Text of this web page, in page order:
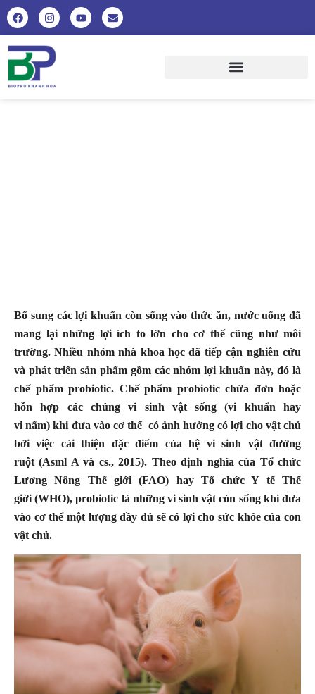
Bổ sung các lợi khuẩn còn sống vào thức ăn, nước uống đã
mang lại những lợi ích to lớn cho cơ thể cũng như môi
trường. Nhiều nhóm nhà khoa học đã tiếp cận nghiên cứu
và phát triển sản phẩm gồm các nhóm lợi khuẩn này, đó là
chế phẩm probiotic. Chế phẩm probiotic chứa đơn hoặc
hỗn hợp các chủng vi sinh vật sống (vi khuẩn hay
vi nấm) khi đưa vào cơ thể có ảnh hưởng có lợi cho vật chủ
bởi việc cải thiện đặc điểm của hệ vi sinh vật đường
ruột(Asml A và cs., 2015). Theo định nghĩa của Tổ chức
Lương Nông Thế giới(FAO) hay Tổ chức Y tế Thế
giới (WHO), probiotic là những vi sinh vật còn sống khi đưa
vào cơ thể một lượng đầy đủ sẽ có lợi cho sức khỏe của con
vật chủ.